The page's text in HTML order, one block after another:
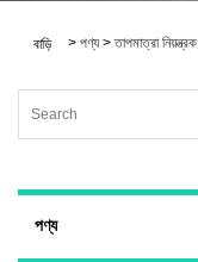
বাড়ি > পণ্য>তাপমাত্রা নিয়ন্ত্রক
পণ্য